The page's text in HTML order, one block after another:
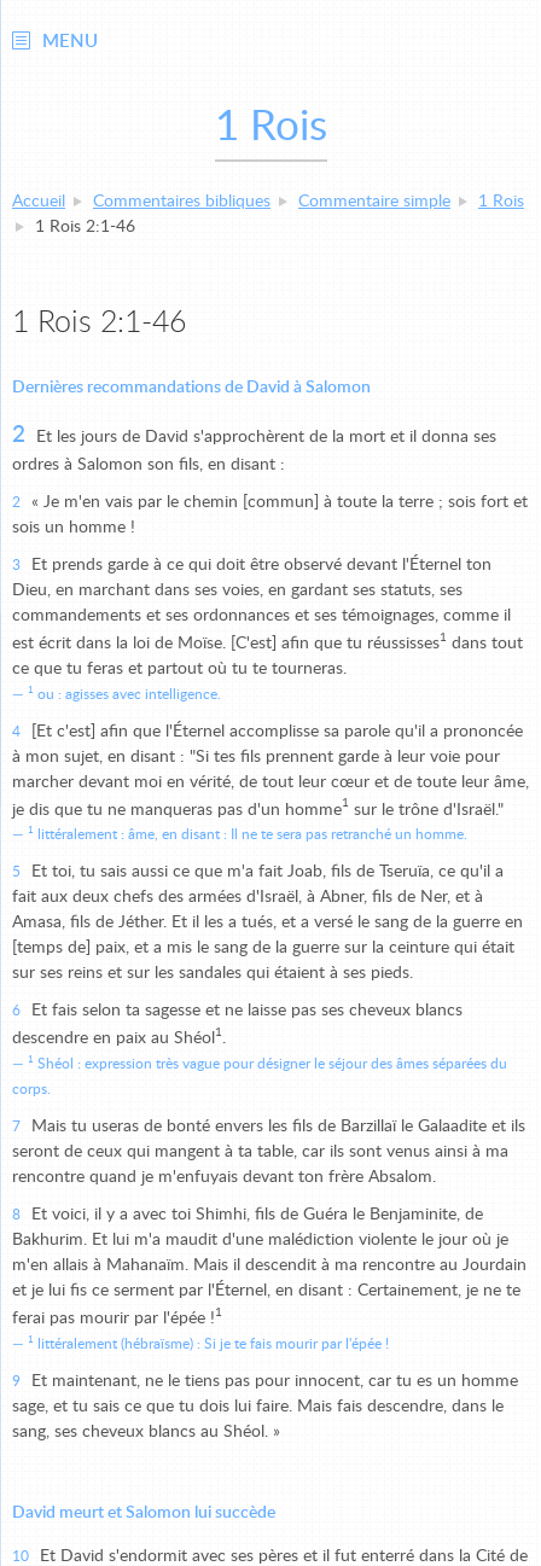
MENU
1 Rois
Accueil Commentaires bibliques Commentaire simple
1 Rois
1 Rois 2:1-46
1 Rois 2:1-46
Dernières recommandations de David à Salomon
2
Et les jours de David s'approchèrent de la mort et il donna ses
ordres à Salomon son fils, en disant :
2
« Je m'en vais par le chemin [commun] à toute la terre ; sois fort et
sois un homme !
3
Et prends garde à ce qui doit être observé devant l'Éternel ton
Dieu, en marchant dans ses voies, en gardant ses statuts, ses
commandements et ses ordonnances et ses témoignages, comme il
est écrit dans la loi de Moïse. [C'est] afin que tu réussisses1 dans tout
ce que tu feras et partout où tu te tourneras.
1 ou : agisses avec intelligence.
4
[Et c'est] afin que l'Éternel accomplisse sa parole qu'il a prononcée
à mon sujet, en disant : "Si tes fils prennent garde à leur voie pour
marcher devant moi en vérité, de tout leur cœur et de toute leur âme,
je dis que tu ne manqueras pas d'un homme1 sur le trône d'Israël."
1 littéralement : âme, en disant : Il ne te sera pas retranché un homme.
5
Et toi, tu sais aussi ce que m'a fait Joab, fils de Tseruïa, ce qu'il a
fait aux deux chefs des armées d'Israël, à Abner, fils de Ner, et à
Amasa, fils de Jéther. Et il les a tués, et a versé le sang de la guerre en
[temps de] paix, et a mis le sang de la guerre sur la ceinture qui était
sur ses reins et sur les sandales qui étaient à ses pieds.
6
Et fais selon ta sagesse et ne laisse pas ses cheveux blancs
descendre en paix au Shéol 1 .
1 Shéol : expression très vague pour désigner le séjour des âmes séparées du
corps.
7
Mais tu useras de bonté envers les fils de Barzillaï le Galaadite et ils
seront de ceux qui mangent à ta table, car ils sont venus ainsi à ma
rencontre quand je m'enfuyais devant ton frère Absalom.
8
Et voici, il y a avec toi Shimhi, fils de Guéra le Benjaminite, de
Bakhurim. Et lui m'a maudit d'une malédiction violente le jour où je
m'en allais à Mahanaïm. Mais il descendit à ma rencontre au Jourdain
et je lui fis ce serment par l'Éternel, en disant : Certainement, je ne te
ferai pas mourir par l'épée ! 1
1 littéralement (hébraïsme) : Si je te fais mourir par l'épée !
9
Et maintenant, ne le tiens pas pour innocent, car tu es un homme
sage, et tu sais ce que tu dois lui faire. Mais fais descendre, dans le
sang, ses cheveux blancs au Shéol. »
David meurt et Salomon lui succède
10
Et David s'endormit avec ses pères et il fut enterré dans la Cité de